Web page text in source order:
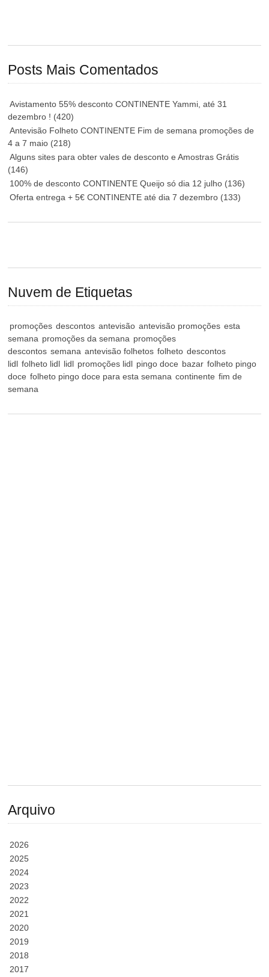
Posts Mais Comentados
Avistamento 55% desconto CONTINENTE Yammi, até 31
dezembro ! (420)
Antevisão Folheto CONTINENTE Fim de semana promoções de
4 a 7 maio (218)
Alguns sites para obter vales de desconto e Amostras Grátis
(146)
100% de desconto CONTINENTE Queijo só dia 12 julho (136)
Oferta entrega + 5€ CONTINENTE até dia 7 dezembro (133)
Nuvem de Etiquetas
promoções descontos antevisão antevisão promoções esta
semana promoções da semana promoções
descontos semana antevisão folhetos folheto descontos
lidl folheto lidl lidl promoções lidl pingo doce bazar folheto pingo
doce folheto pingo doce para esta semana continente fim de
semana
Arquivo
2026
2025
2024
2023
2022
2021
2020
2019
2018
2017